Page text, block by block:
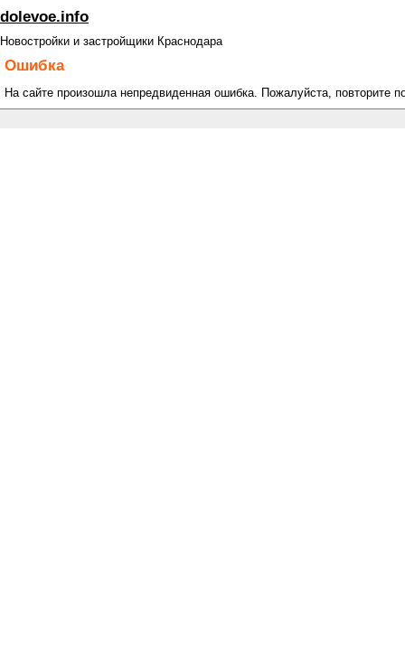
dolevoe.info
Новостройки и застройщики Краснодара
Ошибка
На сайте произошла непредвиденная ошибка. Пожалуйста, повторите